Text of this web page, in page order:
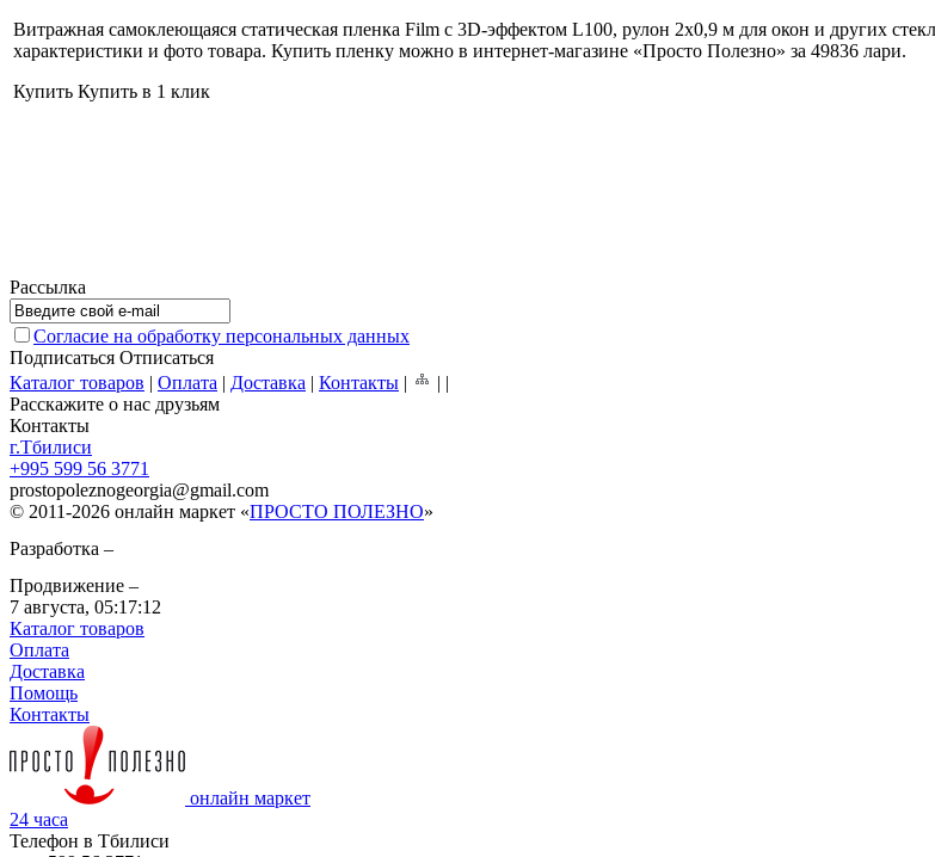
Витражная самоклеющаяся статическая пленка Film с 3D-эффектом L100, рулон 2х0,9 м для окон и других
характеристики и фото товара. Купить пленку можно в интернет-магазине «Просто Полезно» за 49836 лари.
Купить Купить в 1 клик
Рассылка
Согласие на обработку персональных данных
Подписаться Отписаться
Каталог товаров | Оплата | Доставка | Контакты | | |
Расскажите о нас друзьям
Контакты
г.Тбилиси
+995 599 56 3771
prostopoleznogeorgia@gmail.com
© 2011-2026 онлайн маркет «ПРОСТО ПОЛЕЗНО»
Разработка –
Продвижение –
7 августа, 05:17:12
Каталог товаров
Оплата
Доставка
Помощь
Контакты
онлайн маркет
24 часа
Телефон в Тбилиси